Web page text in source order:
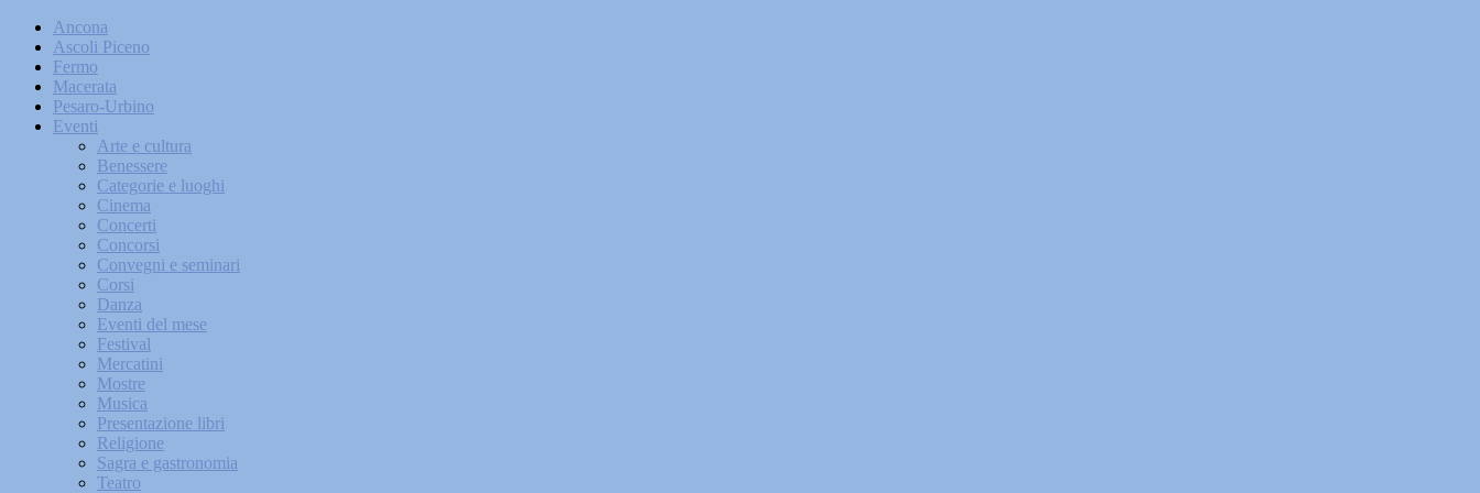
Ancona
Ascoli Piceno
Fermo
Macerata
Pesaro-Urbino
Eventi
Arte e cultura
Benessere
Categorie e luoghi
Cinema
Concerti
Concorsi
Convegni e seminari
Corsi
Danza
Eventi del mese
Festival
Mercatini
Mostre
Musica
Presentazione libri
Religione
Sagra e gastronomia
Teatro